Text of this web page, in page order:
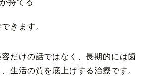
持てる
きます。
だけの話ではなく、長期的には歯
生活の質を底上げする治療です。